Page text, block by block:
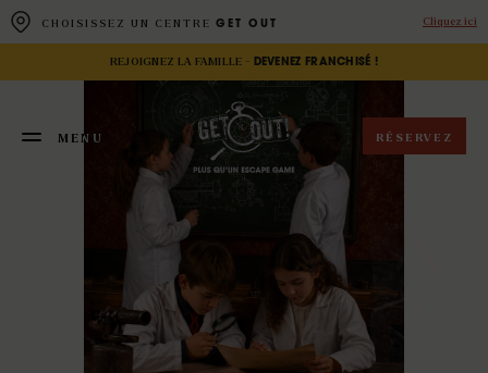
CHOISISSEZ UN CENTRE GET OUT Cliquez ici
REJOIGNEZ LA FAMILLE - DEVENEZ FRANCHISÉ !
MENU
RÉSERVEZ
Panneau de gestion des cookies